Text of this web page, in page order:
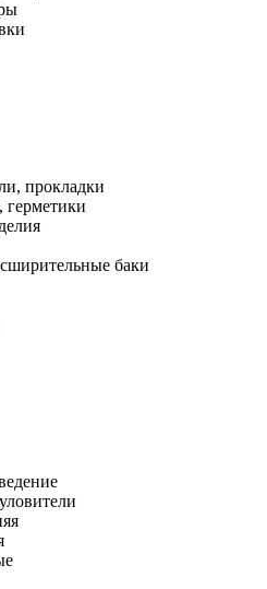
прокладки
герметики
баки